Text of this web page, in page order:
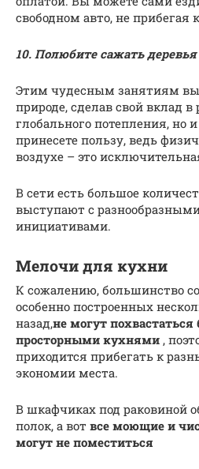
свободном авто, не прибегая
10. Полюбите сажать деревья
Этим чудесным занятиям вы
природе, сделав свой вклад
глобального потепления, но
принесете пользу, ведь
воздухе – это
В сети есть большое
выступают с
инициативами.
Мелочи для кухни
К сожалению, большинство
особенно построенных
назад,не могут
просторными кухнями ,
приходится прибегать к
экономии места.
В шкафчиках под раковиной
полок, а вот все моющие и
могут не поместиться